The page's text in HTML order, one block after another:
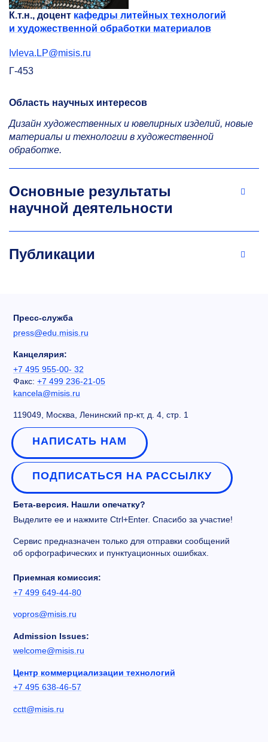
К.т.н., доцент кафедры литейных технологий
и художественной обработки материалов
Ivleva.LP@misis.ru
Г-453
Область научных интересов
Дизайн художественных и ювелирных изделий, новые
материалы и технологии в художественной
обработке.
Основные результаты
научной деятельности
Публикации
Пресс-служба
press@edu.misis.ru
Канцелярия:
+7 495 955-00- 32
Факс: +7 499 236-21-05
kancela@misis.ru
119049, Москва, Ленинский пр-кт, д. 4, стр. 1
НАПИСАТЬ НАМ
ПОДПИСАТЬСЯ НА РАССЫЛКУ
Бета-версия. Нашли опечатку?
Выделите ее и нажмите Ctrl+Enter. Спасибо за участие!
Сервис предназначен только для отправки сообщений
об орфографических и пунктуационных ошибках.
Приемная комиссия:
+7 499 649-44-80
vopros@misis.ru
Admission Issues:
welcome@misis.ru
Центр коммерциализации технологий
+7 495 638-46-57
cctt@misis.ru